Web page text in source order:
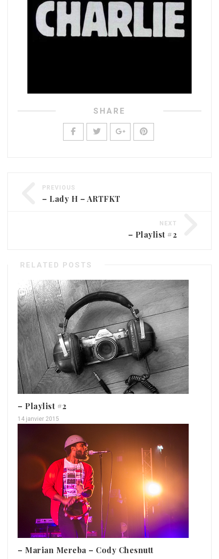
SHARE
PREVIOUS
– Lady H – ARTFKT
NEXT
– Playlist #2
RELATED POSTS
– Playlist #2
14 janvier 2015
– Marian Mereba – Cody Chesnutt